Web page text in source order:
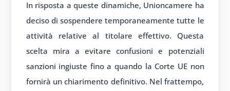
In risposta a queste dinamiche, Unioncamere ha
deciso di sospendere temporaneamente tutte le
attività relative al titolare effettivo. Questa
scelta mira a evitare confusioni e potenziali
sanzioni ingiuste fino a quando la Corte UE non
fornirà un chiarimento definitivo. Nel frattempo,